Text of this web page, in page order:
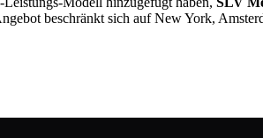
beschränkt sich auf New York,